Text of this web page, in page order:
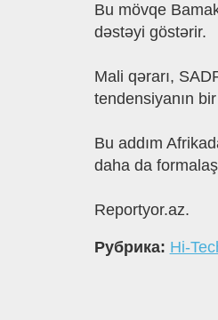
Bu mövqe
dǝstǝyi göstǝrir.
Mali qǝrarı,
tendensiyanın
Bu addım
daha da
Reportyor.az.
Рубрика: Hi-